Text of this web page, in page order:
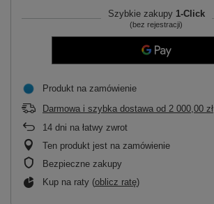
Szybkie zakupy 1-Click
(bez rejestracji)
Produkt na zamówienie
Darmowa i szybka dostawa od 2 000,00 zł
14 dni na łatwy zwrot
Ten produkt jest na zamówienie
Bezpieczne zakupy
Kup na raty (oblicz ratę)